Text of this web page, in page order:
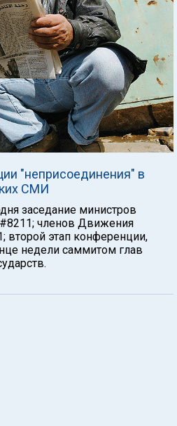
"неприсоединения" в
СМИ
заседание министров
членов Движения
второй этап конференции,
недели саммитом глав